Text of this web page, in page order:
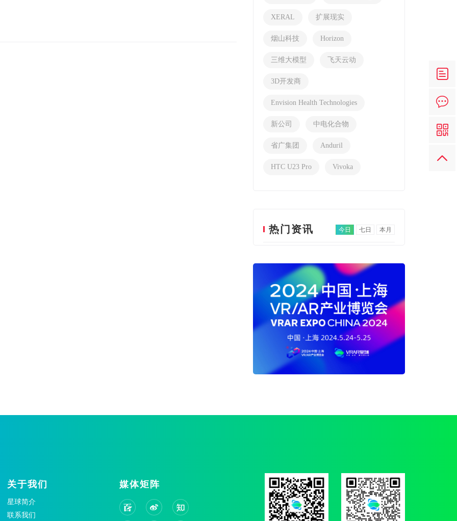
XERAL 扩展现实
烟山科技 Horizon
三维大模型 飞天云动
3D开发商
Envision Health Technologies
新公司 中电化合物
省广集团 Anduril
HTC U23 Pro Vivoka
热门资讯 今日 七日 本月
关于我们
星球简介
联系我们
媒体矩阵